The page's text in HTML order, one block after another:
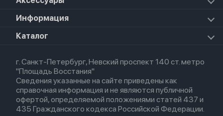
iPad Mini 7 (2024)
iPad Pro 11 M5 (2025)
Apple Watch Ultra
Apple Watch Series 8
Apple Watch SE 2022
Airpods Pro
Airpods 3
Airpods (1-е)
EarPods
Apple TV
HomePod 2
Для iPhone
Для Macbook
Информация
О магазине
Политика конфиденциальности
Оплата и доставка
Партнерская программа
Гарантия
Обмен и возврат
Бонусы
Каталог
Новые поступления
Популярное
Акции
г. Санкт-Петербург, Невский проспект 140 ст. метро
"Площадь Восстания"
Сведения указанные на сайте приведены как
справочная информация и не являются публичной
офертой, определяемой положениями статей 437 и
435 Гражданского кодекса Российской Федерации.